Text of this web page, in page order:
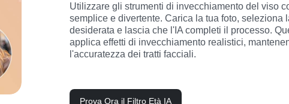
Utilizzare gli strumenti di invecchiamento del viso
semplice e divertente. Carica la tua foto, seleziona
desiderata e lascia che l'IA completi il processo.
applica effetti di invecchiamento realistici,
l'accuratezza dei tratti facciali.
Prova Ora il Filtro Età IA